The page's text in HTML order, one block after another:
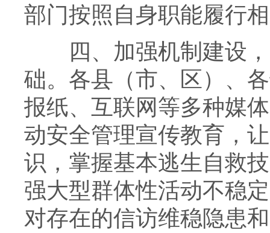
部门按照自身职能履行
四、加强机制建设，
础。各县（市、区）、
报纸、互联网等多种媒
动安全管理宣传教育，
识，掌握基本逃生自救
强大型群体性活动不稳
对存在的信访维稳隐患